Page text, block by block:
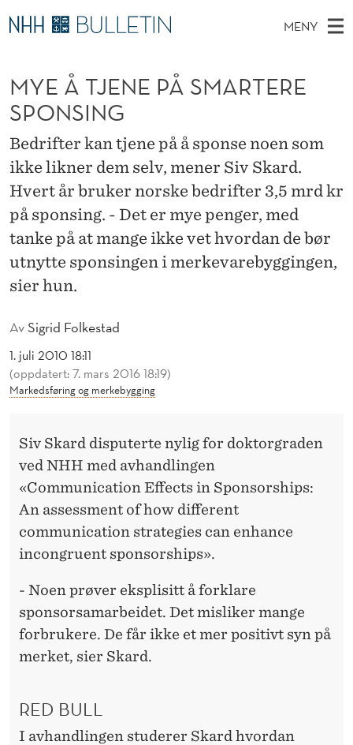
M
Y
E
Å
T
E
N
E
P
S
M
A
MENY
V
E
D
M
E
N
Y
K
I
N
E
T
T
S
T
E
E
Stipendiater og nye forskerprofiler
Disputaser
Ekspertutvalg
Om Bulletin
AvSigrid Folkestad
1. juli 2010 18:11
(oppdatert: 7. mars 2016 18:19)
Markedsføring og merkebygging
MYE Å TJENE PÅ SMARTERE
SPONSING
Bedrifter kan tjene på å sponse noen som
ikke likner dem selv, mener Siv Skard.
Hvert år bruker norske bedrifter 3,5 mrd kr
på sponsing. - Det er mye penger, med
tanke på at mange ikke vet hvordan de bør
utnytte sponsingen i merkevarebyggingen,
sier hun.
Siv Skard disputerte nylig for doktorgraden
ved NHH med avhandlingen
«Communication Effects in Sponsorships:
An assessment of how different
communication strategies can enhance
incongruent sponsorships».
- Noen prøver eksplisitt å forklare
sponsorsamarbeidet. Det misliker mange
forbrukere. De får ikke et mer positivt syn på
merket, sier Skard.
RED BULL
I avhandlingen studerer Skard hvordan